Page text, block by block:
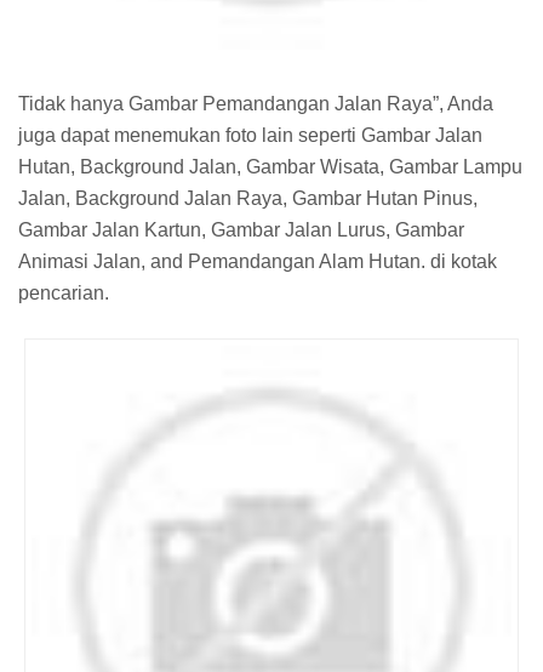
Tidak hanya Gambar Pemandangan Jalan Raya”, Anda
juga dapat menemukan foto lain seperti Gambar Jalan
Hutan, Background Jalan, Gambar Wisata, Gambar Lampu
Jalan, Background Jalan Raya, Gambar Hutan Pinus,
Gambar Jalan Kartun, Gambar Jalan Lurus, Gambar
Animasi Jalan, and Pemandangan Alam Hutan. di kotak
pencarian.